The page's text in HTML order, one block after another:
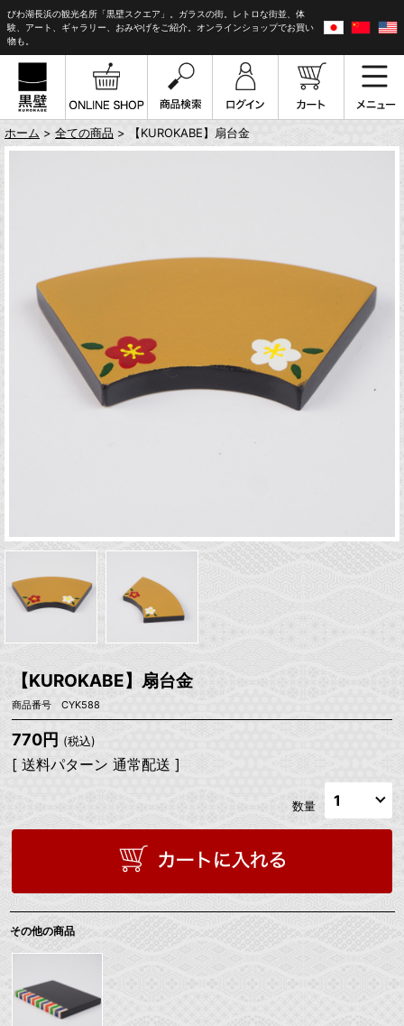
びわ湖長浜の観光名所「黒壁スクエア」。ガラスの街。レトロな街並、体
験、アート、ギャラリー、おみやげをご紹介。オンラインショップでお買い
物も。
ホーム > 全ての商品 > 【KUROKABE】扇台金
【KUROKABE】扇台金
商品番号 CYK588
770円 (税込)
[ 送料パターン 通常配送 ]
数量
その他の商品